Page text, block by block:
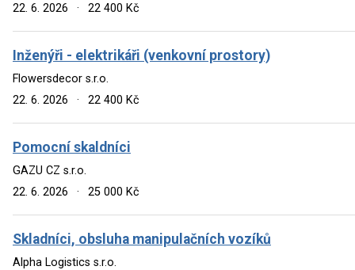
22. 6. 2026
· 22 400 Kč
Inženýři - elektrikáři (venkovní prostory)
Flowersdecor s.r.o.
22. 6. 2026
· 22 400 Kč
Pomocní skaldníci
GAZU CZ s.r.o.
22. 6. 2026
· 25 000 Kč
Skladníci, obsluha manipulačních vozíků
Alpha Logistics s.r.o.